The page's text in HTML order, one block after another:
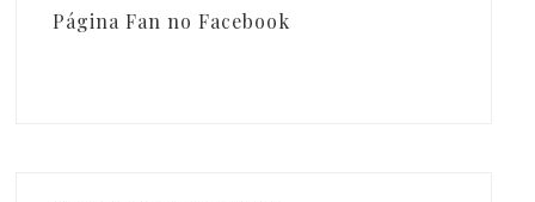
Página Fan no Facebook